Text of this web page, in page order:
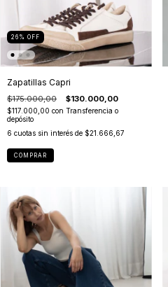
26 % OFF
Zapatillas Capri
$175.000,00 $130.000,00
$117.000,00 con Transferencia o
depósito
6 cuotas sin interés de $21.666,67
COMPRAR